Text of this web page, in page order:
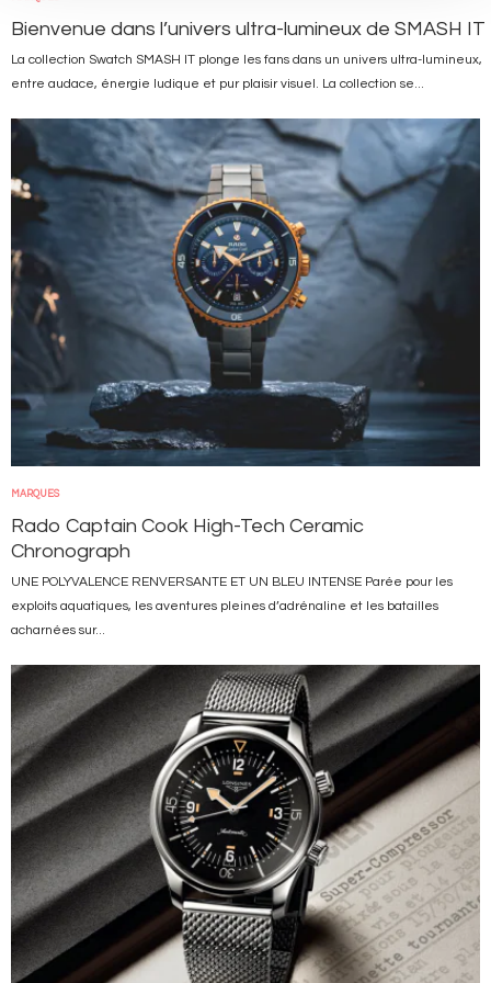
Bienvenue dans l’univers ultra-lumineux de SMASH IT
La collection Swatch SMASH IT plonge les fans dans un univers ultra-lumineux,
entre audace, énergie ludique et pur plaisir visuel. La collection se...
Image
MARQUES
Rado Captain Cook High-Tech Ceramic
Chronograph
UNE POLYVALENCE RENVERSANTE ET UN BLEU INTENSE Parée pour les
exploits aquatiques, les aventures pleines d’adrénaline et les batailles
acharnées sur...
Image